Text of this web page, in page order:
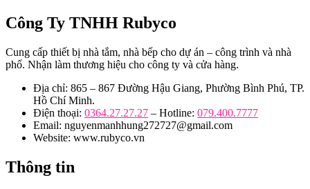
Công Ty TNHH Rubyco
Cung cấp thiết bị nhà tắm, nhà bếp cho dự án – công trình và nhà
phố. Nhận làm thương hiệu cho công ty và cửa hàng.
Địa chỉ: 865 – 867 Đường Hậu Giang, Phường Bình Phú, TP.
Hồ Chí Minh.
Điện thoại: 0364.27.27.27 – Hotline: 079.400.7777
Email: nguyenmanhhung272727@gmail.com
Website: www.rubyco.vn
Thông tin